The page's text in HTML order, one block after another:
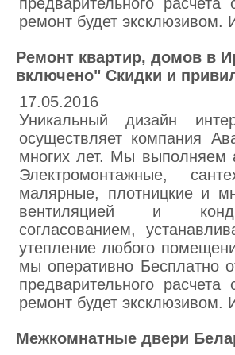
ремонт будет эксклюзивом.
Ремонт квартир, домов в
включено" Скидки и
17.05.2016
Уникальный дизайн
осуществляет компания
многих лет. Мы выполняем
Электромонтажные,
малярные, плотницкие и
вентиляцией и
согласованием,
утепление любого
мы оперативно Бесплатно
предварительного
ремонт будет эксклюзивом.
Межкомнатные двери